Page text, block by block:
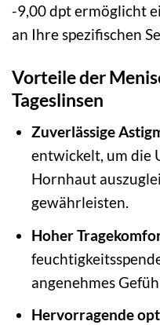
-9,00 dpt ermöglicht
an Ihre spezifischen
Vorteile der
Tageslinsen
Zuverlässige
entwickelt, um die
Hornhaut
gewährleisten.
Hoher
angenehmes
Hervorragende